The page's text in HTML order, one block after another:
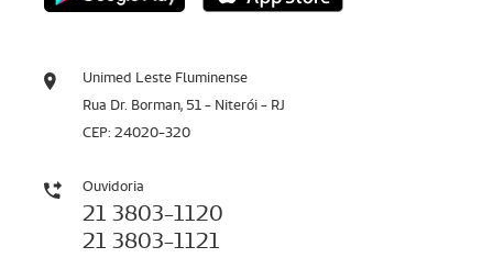
Unimed Leste Fluminense
Rua Dr. Borman, 51 - Niterói - RJ
CEP: 24020-320
Ouvidoria
21 3803-1120
21 3803-1121